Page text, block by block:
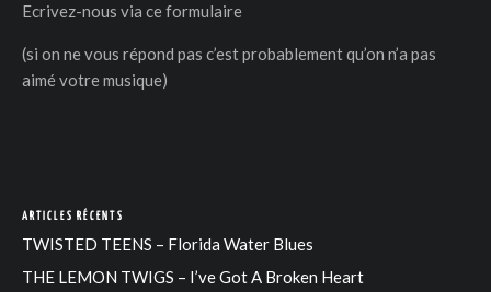
Ecrivez-nous via ce formulaire
(si on ne vous répond pas c’est probablement qu’on n’a pas
aimé votre musique)
ARTICLES RÉCENTS
TWISTED TEENS – Florida Water Blues
THE LEMON TWIGS – I’ve Got A Broken Heart